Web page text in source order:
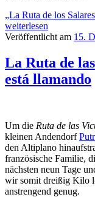
„La Ruta de los
weiterlesen
Veröffentlicht am 15.
La Ruta de
está llamando
Um die Ruta de las
kleinen Andendorf
den Altiplano
französische Familie,
nächsten neun Tage
wir somit dreißig Kilo
anstrengend genug.